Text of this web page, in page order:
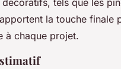
décoratifs, tels que les
la touche finale
à chaque projet.